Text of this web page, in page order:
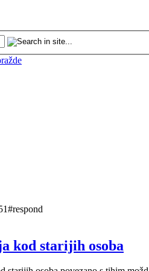
kod starijih osoba